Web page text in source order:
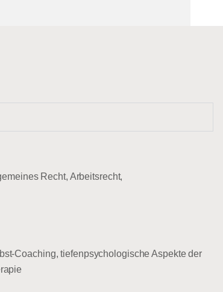
Recht, Arbeitsrecht,
Coaching, tiefenpsychologische Aspekte der